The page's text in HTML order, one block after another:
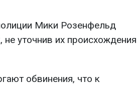
Мики Розенфельд
уточнив их происхождения
обвинения, что к